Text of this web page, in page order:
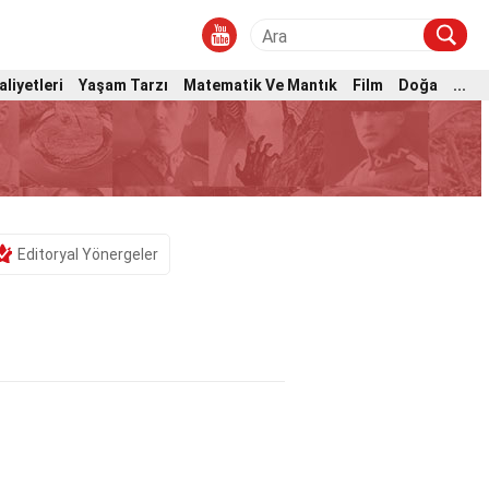
Yaşam Tarzı Matematik Ve Mantık Film Doğa
...
Editoryal Yönergeler